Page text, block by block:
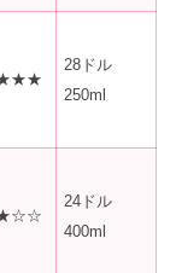
28ドル
250ml
24ドル
400ml